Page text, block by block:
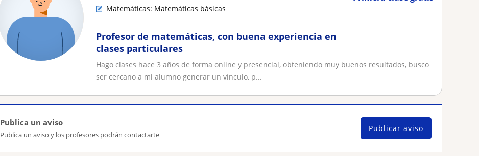
Matemáticas: Matemáticas básicas
Profesor de matemáticas, con buena experiencia en
clases particulares
Hago clases hace 3 años de forma online y presencial, obteniendo muy buenos resultados, busco
ser cercano a mi alumno generar un vínculo, p...
Publica un aviso
Publica un aviso y los profesores podrán contactarte
Publicar aviso